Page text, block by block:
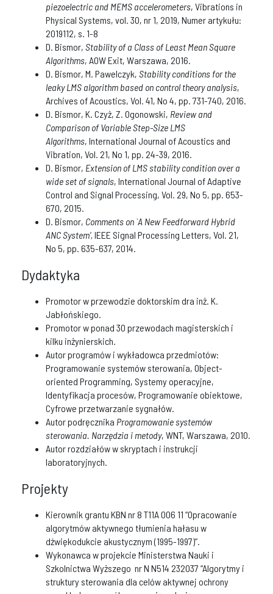
piezoelectric and MEMS accelerometers, Vibrations in
Physical Systems, vol. 30, nr 1, 2019, Numer artykułu:
2019112, s. 1-8
D. Bismor, Stability of a Class of Least Mean Square
Algorithms, AOW Exit, Warszawa, 2016.
D. Bismor, M. Pawelczyk, Stability conditions for the
leaky LMS algorithm based on control theory analysis,
Archives of Acoustics, Vol. 41, No 4, pp. 731-740, 2016.
D. Bismor, K. Czyż, Z. Ogonowski, Review and
Comparison of Variable Step-Size LMS
Algorithms, International Journal of Acoustics and
Vibration, Vol. 21, No 1, pp. 24-39, 2016.
D. Bismor, Extension of LMS stability condition over a
wide set of signals, International Journal of Adaptive
Control and Signal Processing, Vol. 29, No 5, pp. 653-
670, 2015.
D. Bismor, Comments on `A New Feedforward Hybrid
ANC System’,IEEE Signal Processing Letters, Vol. 21,
No 5, pp. 635-637, 2014.
Dydaktyka
Promotor w przewodzie doktorskim dra inż. K.
Jabłońskiego.
Promotor w ponad 30 przewodach magisterskich i
kilku inżynierskich.
Autor programów i wykładowca przedmiotów:
Programowanie systemów sterowania, Object-
oriented Programming, Systemy operacyjne,
Identyfikacja procesów, Programowanie obiektowe,
Cyfrowe przetwarzanie sygnałów.
Autor podręcznika Programowanie systemów
sterowania. Narzędzia i metody, WNT, Warszawa, 2010.
Autor rozdziałów w skryptach i instrukcji
laboratoryjnych.
Projekty
Kierownik grantu KBN nr 8 T11A 006 11 “Opracowanie
algorytmów aktywnego tłumienia hałasu w
dźwiękodukcie akustycznym (1995-1997)”.
Wykonawca w projekcie Ministerstwa Nauki i
Szkolnictwa Wyższego nr N N514 232037 “Algorytmy i
struktury sterowania dla celów aktywnej ochrony